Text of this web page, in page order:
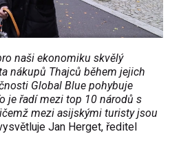
naši ekonomiku skvělý
nákupů Thajců během jejich
Global Blue pohybuje
je řadí mezi top 10 národů s
mezi asijskými turisty jsou
Jan Herget, ředitel